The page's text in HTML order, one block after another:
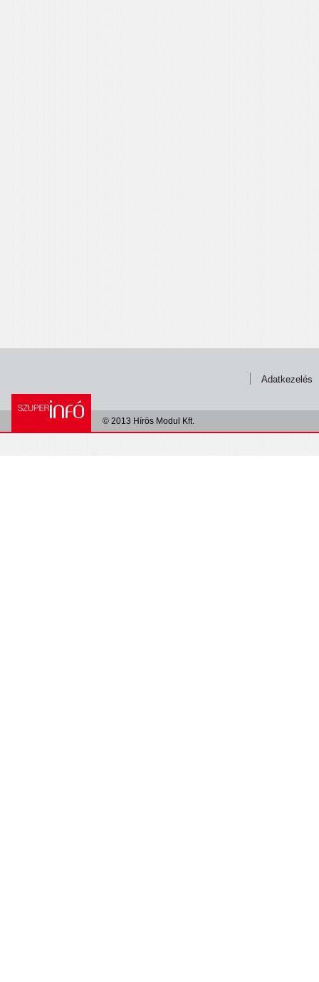
Adatkezelés
© 2013 Hírös Modul Kft.